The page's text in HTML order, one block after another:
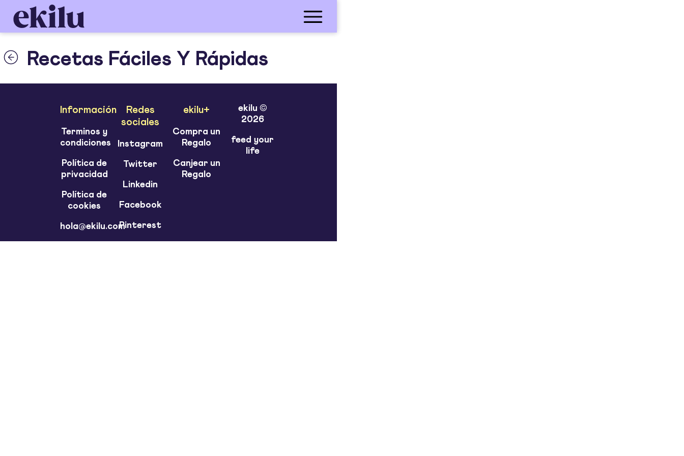
Recetas Fáciles Y Rápidas
Información
Terminos y
condiciones
Política de
privacidad
Política de
cookies
hola@ekilu.com
Redes
sociales
Instagram
Twitter
Linkedin
Facebook
Pinterest
ekilu+
Compra un
Regalo
Canjear un
Regalo
ekilu ©
2026
feed your
life